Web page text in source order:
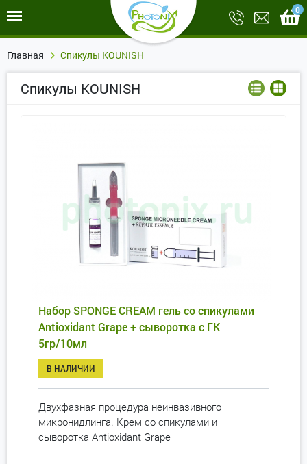
0
Главная Спикулы KOUNISH
Спикулы KOUNISH
Набор SPONGE CREAM гель со спикулами
Antioxidant Grape + сыворотка с ГК
5гр/10мл
В НАЛИЧИИ
Двухфазная процедура неинвазивного
микронидлинга. Крем со спикулами и
сыворотка Antioxidant Grape